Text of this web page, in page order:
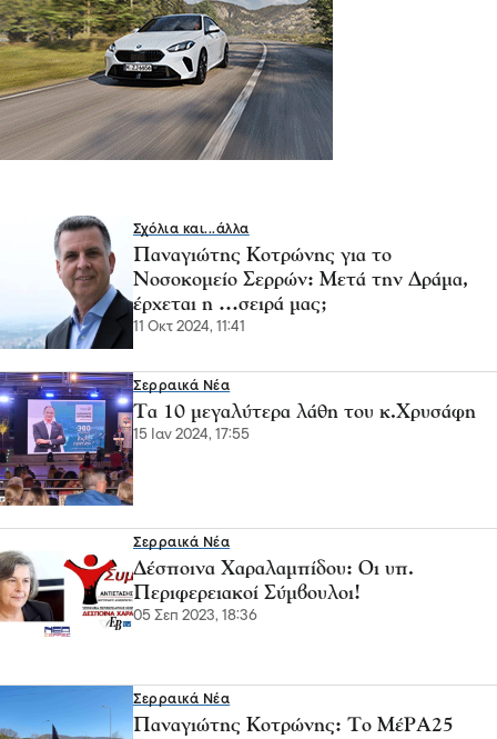
Σχόλια και...άλλα
Παναγιώτης Κοτρώνης για το
Νοσοκομείο Σερρών: Μετά την Δράμα,
έρχεται η …σειρά μας;
11 Οκτ 2024, 11:41
Σερραικά Νέα
Τα 10 μεγαλύτερα λάθη του κ.Χρυσάφη
15 Ιαν 2024, 17:55
Σερραικά Νέα
Δέσποινα Χαραλαμπίδου: Οι υπ.
Περιφερειακοί Σύμβουλοι!
05 Σεπ 2023, 18:36
Σερραικά Νέα
Παναγιώτης Κοτρώνης: Το ΜέΡΑ25